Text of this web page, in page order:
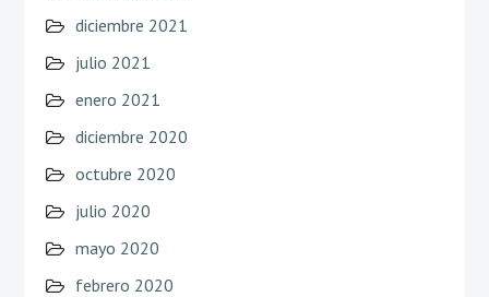
diciembre 2021
julio 2021
enero 2021
diciembre 2020
octubre 2020
julio 2020
mayo 2020
febrero 2020